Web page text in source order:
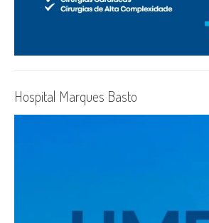
Hospital Marques Basto